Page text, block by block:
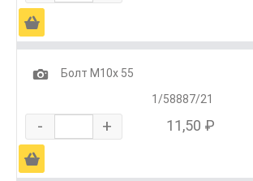
Ä
1
Болт М10х 55
1/58887/21
- + 11,50 ₽
Ä